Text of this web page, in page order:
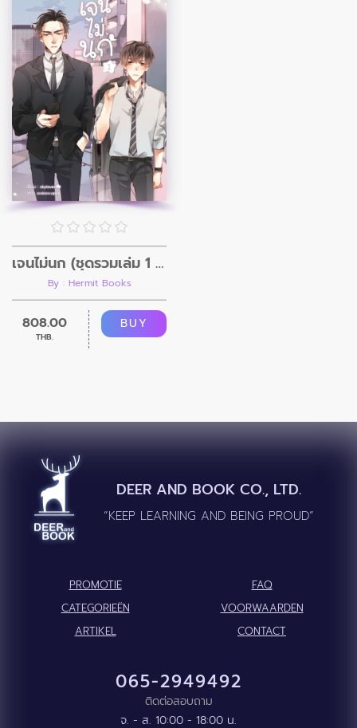
เจนไม่นก (ชุดรวมเล่ม 1 - 3)
By : Hermit Books
808.00
THB.
BUY
DEER AND BOOK CO., LTD.
“KEEP LEARNING AND BEING PROUD”
PROMOTIE
FAQ
CATEGORIEËN
VOORWAARDEN
ARTIKEL
CONTACT
065-2949492
ติดต่อสอบถาม
จ. - ส. 10:00 - 18:00 น.